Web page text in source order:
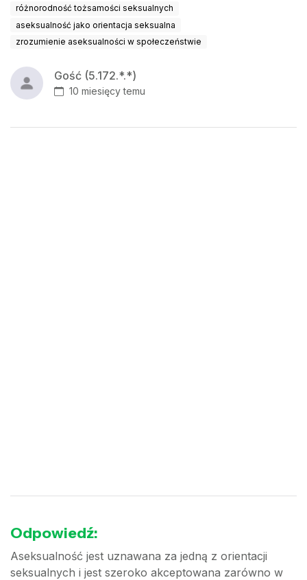
różnorodność tożsamości seksualnych
aseksualność jako orientacja seksualna
zrozumienie aseksualności w społeczeństwie
Gość (5.172.*.*)
10 miesięcy temu
Odpowiedź:
Aseksualność jest uznawana za jedną z orientacji
seksualnych i jest szeroko akceptowana zarówno w